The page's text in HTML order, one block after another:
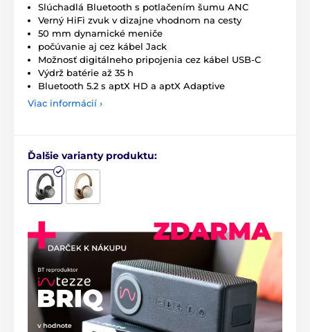
Slúchadlá Bluetooth s potlačením šumu ANC
Verný HiFi zvuk v dizajne vhodnom na cesty
50 mm dynamické meniče
počúvanie aj cez kábel Jack
Možnosť digitálneho pripojenia cez kábel USB-C
Výdrž batérie až 35 h
Bluetooth 5.2 s aptX HD a aptX Adaptive
Viac informácií ›
Ďalšie varianty produktu: